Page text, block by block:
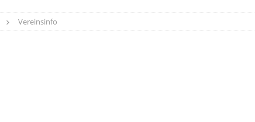
Vereinsinfo